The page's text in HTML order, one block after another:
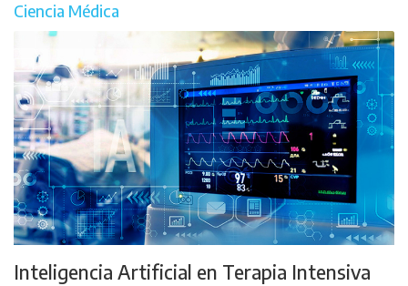
Ciencia Médica
Inteligencia Artificial en Terapia Intensiva